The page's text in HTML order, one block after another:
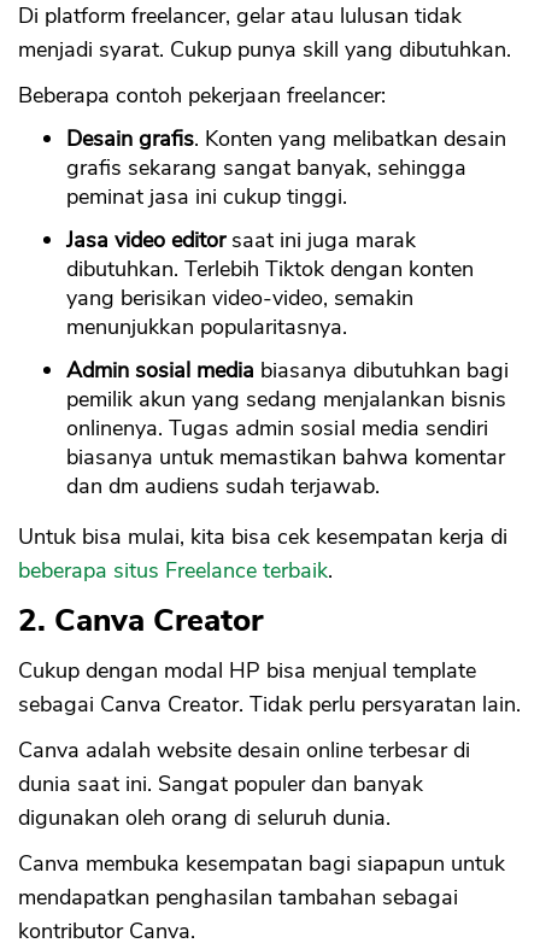
Di platform freelancer, gelar atau lulusan tidak
menjadi syarat. Cukup punya skill yang dibutuhkan.
Beberapa contoh pekerjaan freelancer:
Desain grafis. Konten yang melibatkan desain
grafis sekarang sangat banyak, sehingga
peminat jasa ini cukup tinggi.
Jasa video editorsaat ini juga marak
dibutuhkan. Terlebih Tiktok dengan konten
yang berisikan video-video, semakin
menunjukkan popularitasnya.
Admin sosial media biasanya dibutuhkan bagi
pemilik akun yang sedang menjalankan bisnis
onlinenya. Tugas admin sosial media sendiri
biasanya untuk memastikan bahwa komentar
dan dm audiens sudah terjawab.
Untuk bisa mulai, kita bisa cek kesempatan kerja di
beberapa situs Freelance terbaik.
2. Canva Creator
Cukup dengan modal HP bisa menjual template
sebagai Canva Creator. Tidak perlu persyaratan lain.
Canva adalah website desain online terbesar di
dunia saat ini. Sangat populer dan banyak
digunakan oleh orang di seluruh dunia.
Canva membuka kesempatan bagi siapapun untuk
mendapatkan penghasilan tambahan sebagai
kontributor Canva.